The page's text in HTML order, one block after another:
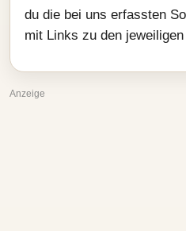
du die bei uns erfassten
mit Links zu den
Anzeige